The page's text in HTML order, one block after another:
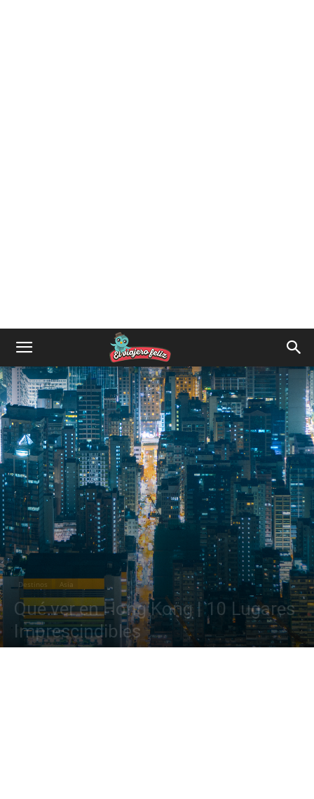
Destinos Asia
Qué ver en Hong Kong | 10 Lugares
Imprescindibles